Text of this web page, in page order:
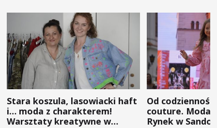
Stara koszula, lasowiacki haft
i… moda z charakterem!
Warsztaty kreatywne w
Od
couture. Moda
Rynek w